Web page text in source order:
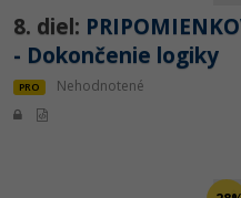
8. diel:
- Dokončenie logiky
PRO Nehodnotené